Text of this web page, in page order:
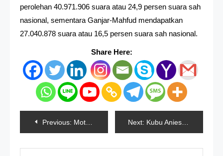
perolehan 40.971.906 suara atau 24,9 persen suara sah
nasional, sementara Ganjar-Mahfud mendapatkan
27.040.878 suara atau 16,5 persen suara sah nasional.
Share Here:
Navigasi
Previous: MotoGP Diakuisisi Oleh Liberty Media Next: Kubu Anies Dan Ganjar Dilarang Bertanya Saat 4 Menteri Bersaksi Di MK